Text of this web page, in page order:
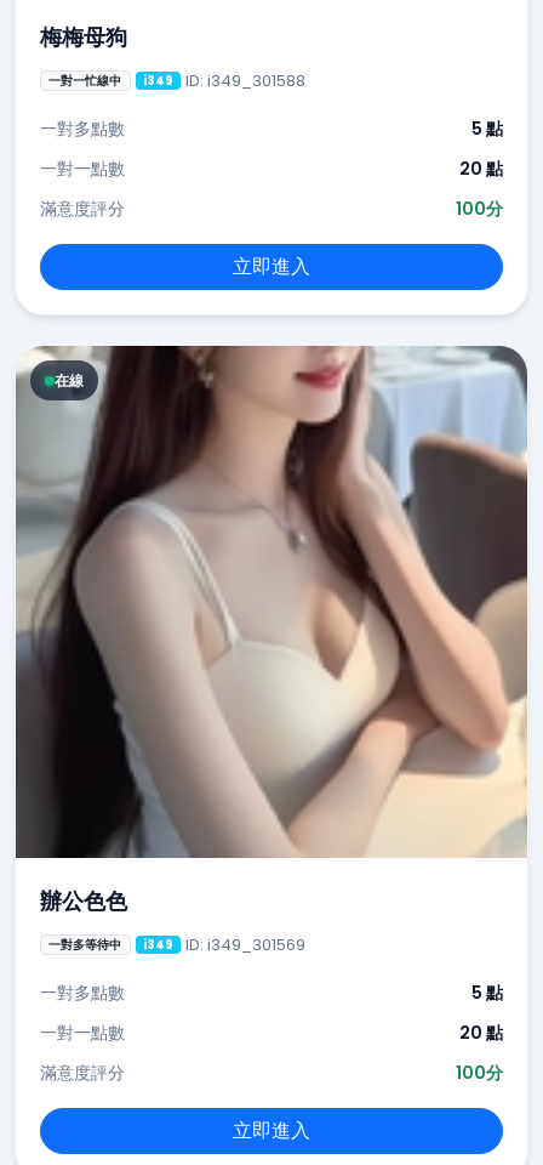
梅梅母狗
一對一忙線中 i349 ID: i349_301588
一對多點數
5 點
一對一點數
20 點
滿意度評分
100分
立即進入
在線
辦公色色
一對多等待中 i349 ID: i349_301569
一對多點數
5 點
一對一點數
20 點
滿意度評分
100分
立即進入